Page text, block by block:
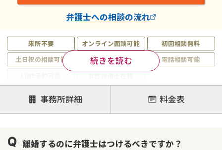
来所不要 オンライン面談可能
初回相談無料
土日祝の相談可能
19時以降電話可能
電話相談可能
注力案件
離婚前相談
離婚調停
離婚裁判
不貞・不倫慰謝料請求
国際離婚
養育費問題
続きを読む
弁護士への相談の流れ
事務所詳細 料金表
離婚するのに弁護士はつけるべきですか？